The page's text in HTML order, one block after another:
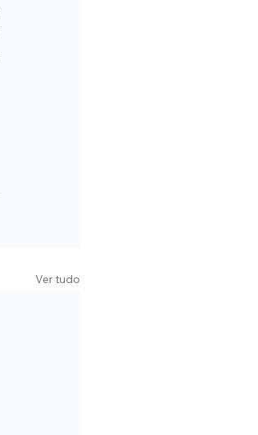
Ver tudo